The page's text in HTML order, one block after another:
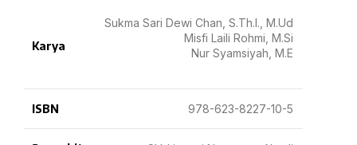
Karya
Sukma Sari Dewi Chan, S.Th.I., M.Ud
Misfi Laili Rohmi, M.Si
Nur Syamsiyah, M.E
ISBN 978-623-8227-10-5